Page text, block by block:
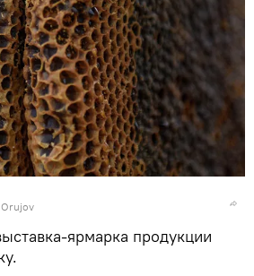
ярмарка продукции